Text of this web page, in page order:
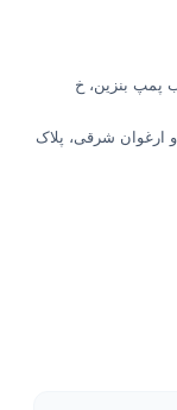
جنب پمپ بنزین، خ
و ارغوان شرقی، پلاک